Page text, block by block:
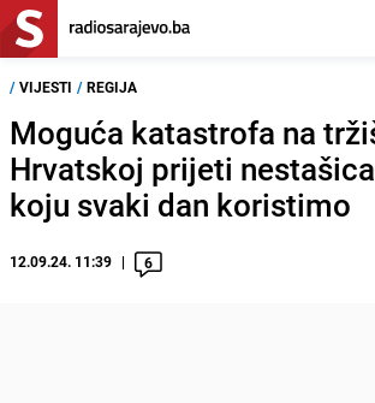
/ VIJESTI / REGIJA
Moguća katastrofa na
Hrvatskoj prijeti
koju svaki dan koristimo
12.09.24. 11:39 6